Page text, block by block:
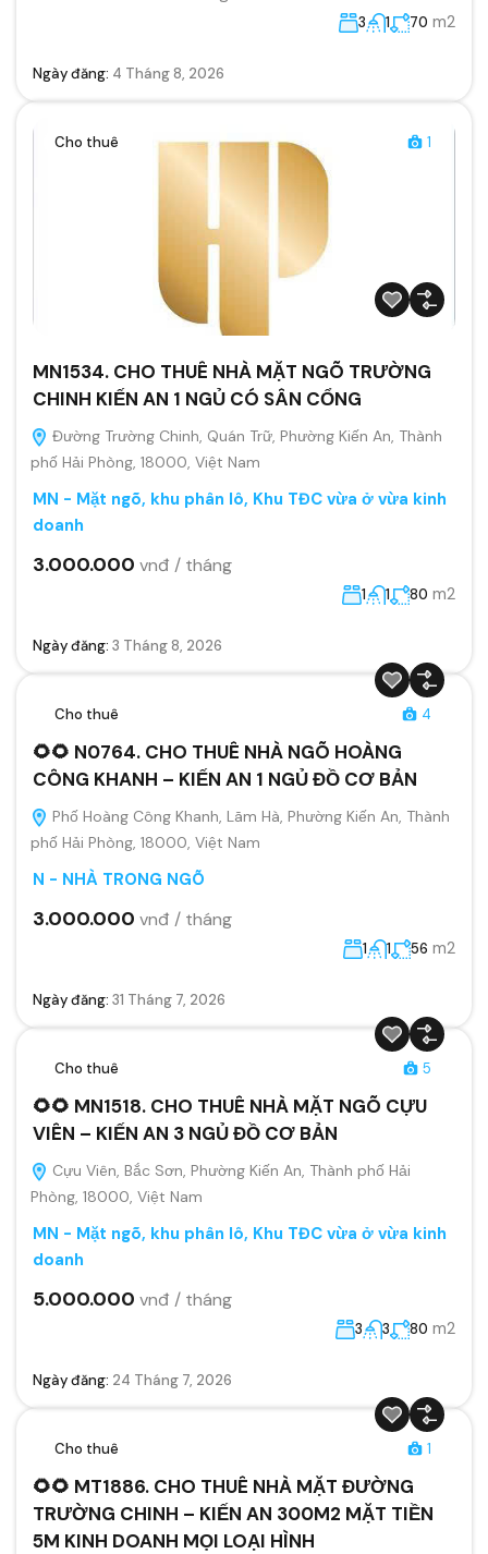
3 1 70 m2
Ngày đăng: 4 Tháng 8, 2026
Cho thuê 1
MN1534. CHO THUÊ NHÀ MẶT NGÕ TRƯỜNG
CHINH KIẾN AN 1 NGỦ CÓ SÂN CỔNG
Đường Trường Chinh, Quán Trữ, Phường Kiến An, Thành
phố Hải Phòng, 18000, Việt Nam
MN - Mặt ngõ, khu phân lô, Khu TĐC vừa ở vừa kinh
doanh
3.000.000 vnđ / tháng
1 1 80 m2
Ngày đăng: 3 Tháng 8, 2026
Cho thuê 4
🌻🌻 N0764. CHO THUÊ NHÀ NGÕ HOÀNG
CÔNG KHANH – KIẾN AN 1 NGỦ ĐỒ CƠ BẢN
Phố Hoàng Công Khanh, Lãm Hà, Phường Kiến An, Thành
phố Hải Phòng, 18000, Việt Nam
N - NHÀ TRONG NGÕ
3.000.000 vnđ / tháng
1 1 56 m2
Ngày đăng: 31 Tháng 7, 2026
Cho thuê 5
🌻🌻 MN1518. CHO THUÊ NHÀ MẶT NGÕ CỰU
VIÊN – KIẾN AN 3 NGỦ ĐỒ CƠ BẢN
Cựu Viên, Bắc Sơn, Phường Kiến An, Thành phố Hải
Phòng, 18000, Việt Nam
MN - Mặt ngõ, khu phân lô, Khu TĐC vừa ở vừa kinh
doanh
5.000.000 vnđ / tháng
3 3 80 m2
Ngày đăng: 24 Tháng 7, 2026
Cho thuê 1
🌻🌻 MT1886. CHO THUÊ NHÀ MẶT ĐƯỜNG
TRƯỜNG CHINH – KIẾN AN 300M2 MẶT TIỀN
5M KINH DOANH MỌI LOẠI HÌNH